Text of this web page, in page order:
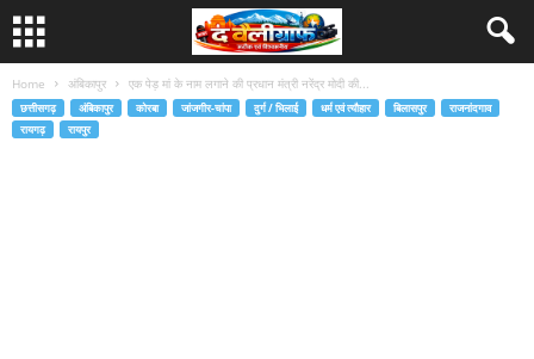
Home अंबिकापुर एक पेड़ मां के नाम लगाने की प्रधान मंत्री नरेंद्र मोदी की...
छत्तीसगढ़ अंबिकापुर कोरबा जांजगीर-चांपा दुर्ग / भिलाई धर्म एवं त्यौहार बिलासपुर
राजनांदगाव
रायगढ़
रायपुर